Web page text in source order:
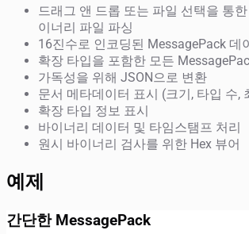
드래그 앤 드롭 또는 파일 선택을 통
이너리 파일 파싱
16진수로 인코딩된 MessagePack 데
확장 타입을 포함한 모든
가독성을 위해 JSON으로 변환
문서 메타데이터 표시 (크기, 타입 수,
확장 타입 정보 표시
바이너리 데이터 및 타임스탬프 처리
원시 바이너리 검사를 위한 Hex 뷰어
예제
간단한 MessagePack